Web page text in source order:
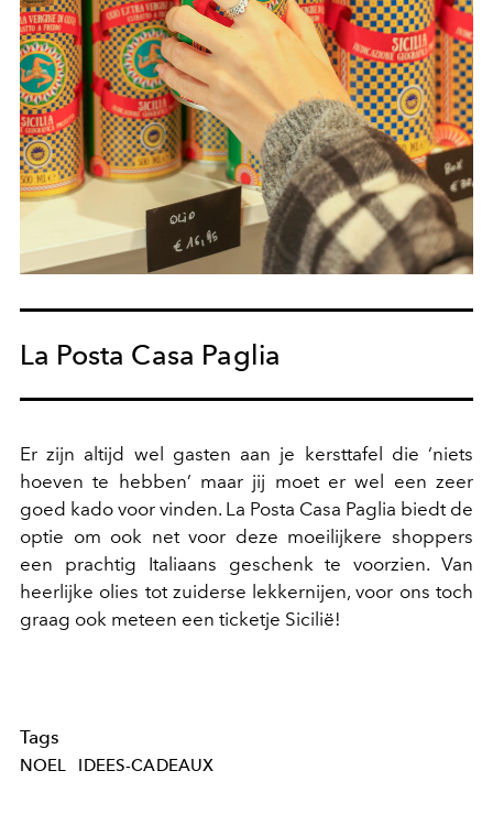
La Posta Casa Paglia
Er zijn altijd wel gasten aan je kersttafel die ‘niets
hoeven te hebben’ maar jij moet er wel een zeer
goed kado voor vinden. La Posta Casa Paglia biedt de
optie om ook net voor deze moeilijkere shoppers
een prachtig Italiaans geschenk te voorzien. Van
heerlijke olies tot zuiderse lekkernijen, voor ons toch
graag ook meteen een ticketje Sicilië!
Tags
NOEL IDEES-CADEAUX